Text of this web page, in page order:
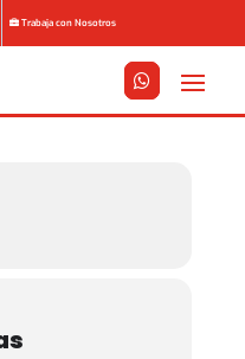
Trabaja con Nosotros


